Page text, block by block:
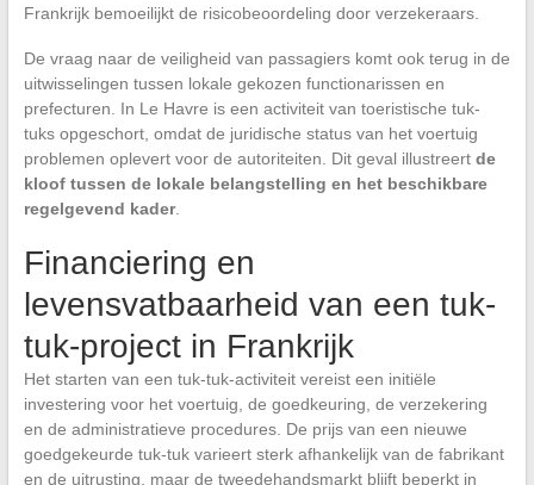
Frankrijk bemoeilijkt de risicobeoordeling door verzekeraars.
De vraag naar de veiligheid van passagiers komt ook terug in de
uitwisselingen tussen lokale gekozen functionarissen en
prefecturen. In Le Havre is een activiteit van toeristische tuk-
tuks opgeschort, omdat de juridische status van het voertuig
problemen oplevert voor de autoriteiten. Dit geval illustreert de
kloof tussen de lokale belangstelling en het beschikbare
regelgevend kader.
Financiering en
levensvatbaarheid van een tuk-
tuk-project in Frankrijk
Het starten van een tuk-tuk-activiteit vereist een initiële
investering voor het voertuig, de goedkeuring, de verzekering
en de administratieve procedures. De prijs van een nieuwe
goedgekeurde tuk-tuk varieert sterk afhankelijk van de fabrikant
en de uitrusting, maar de tweedehandsmarkt blijft beperkt in